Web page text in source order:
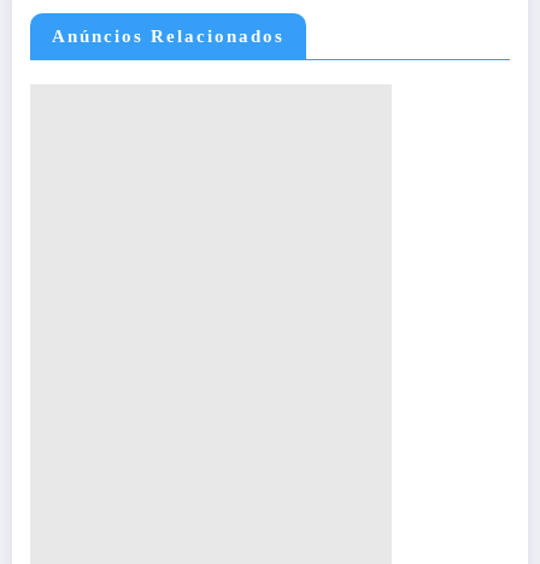
Anúncios Relacionados